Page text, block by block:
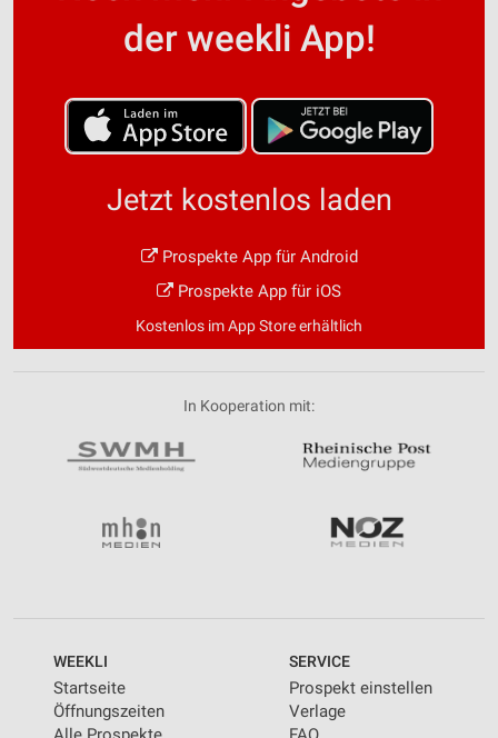
der weekli App!
Jetzt kostenlos laden
Prospekte App für Android
Prospekte App für iOS
Kostenlos im App Store erhältlich
In Kooperation mit:
WEEKLI
Startseite
Öffnungszeiten
SERVICE
Prospekt einstellen
Verlage